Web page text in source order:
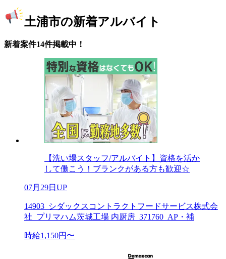
土浦市の新着アルバイト
新着案件14件掲載中！
【洗い場スタッフ/アルバイト】資格を活か
して働こう！ブランクがある方も歓迎☆
07月29日UP
14903_シダックスコントラクトフードサービス株式会
社_プリマハム茨城工場 内厨房_371760_AP・補
時給1,150円〜